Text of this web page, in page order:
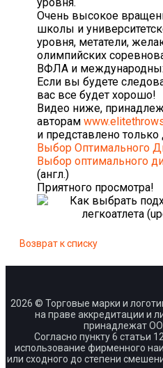
Очень высокое
школы и
уровня, метатели,
олимпийских
ВФЛА и
Если вы будете
вас все будет хорошо!
Видео ниже,
авторам
и представлено
Выбор Оптимального
Выбор оптимального
(англ.)
Приятного просмотра!
Возврат к списку
2026 © Торговые марки и
на праве аккредитации и
принадлежат
Согласно пункту 6 статьи
использование фирменного
или сходного до степени